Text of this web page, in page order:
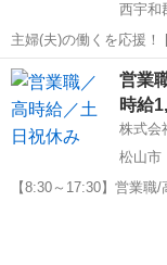
西宇和
主婦(夫)の働くを応援！ [勤務日数]： 週4日~
10:00~17:00/10:00~16:00/
駅]： 愛媛県西宇和郡
愛媛 西宇和郡
営業
時給
株式会
松山市
【8:30～17:30】営業職